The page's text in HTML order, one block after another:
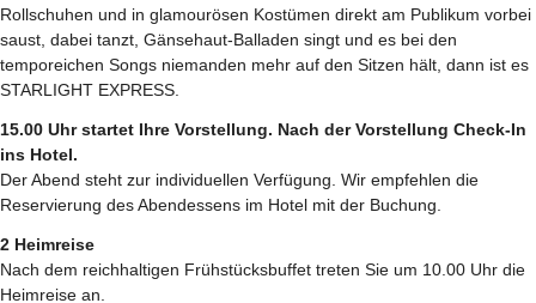
Rollschuhen und in glamourösen Kostümen direkt am Publikum vorbei
saust, dabei tanzt, Gänsehaut-Balladen singt und es bei den
temporeichen Songs niemanden mehr auf den Sitzen hält, dann ist es
STARLIGHT EXPRESS.
15.00 Uhr startet Ihre Vorstellung. Nach der Vorstellung Check-In
ins Hotel.
Der Abend steht zur individuellen Verfügung. Wir empfehlen die
Reservierung des Abendessens im Hotel mit der Buchung.
2 Heimreise
Nach dem reichhaltigen Frühstücksbuffet treten Sie um 10.00 Uhr die
Heimreise an.